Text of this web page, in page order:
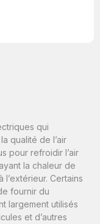
qui
qualité de l’air
pour refroidir l’air
la chaleur de
Certains
fournir du
largement utilisés
et d’autres